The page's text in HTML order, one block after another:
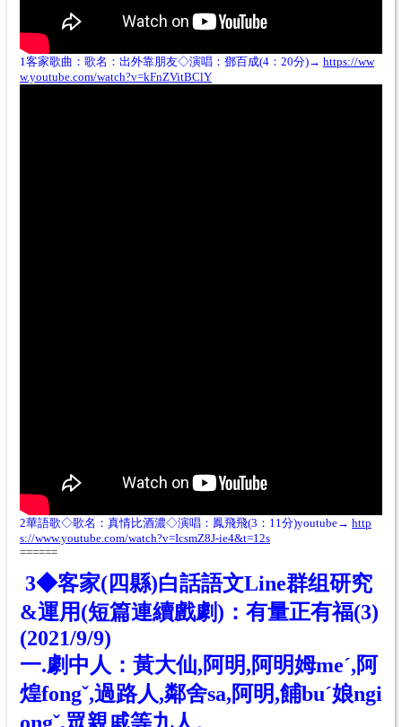
1客家歌曲：歌名： 出外靠朋友◇演唱：鄧百成(4：20分)→ https://ww
w.youtube.com/watch?v=kFnZVitBClY
2華語歌◇歌名： 真情比酒濃◇演唱：鳳飛飛(3：11分)youtube→ http
s://www.youtube.com/watch?v=IcsmZ8J-ie4&t=12s
======
3◆客家(四縣)白話語文Line群组研究
&運用(短篇連續戲劇)：有量正有福(3)
(2021/9/9)
一.劇中人： 黃大仙,阿明,阿明姆meˊ,阿
煌fongˇ,過路人,鄰舍sa,阿明,餔buˊ娘ngi